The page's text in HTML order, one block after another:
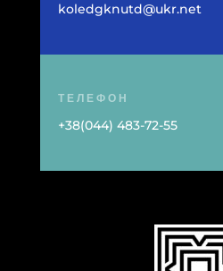
koledgknutd@ukr.net
ТЕЛЕФОН
+38(044) 483-72-55